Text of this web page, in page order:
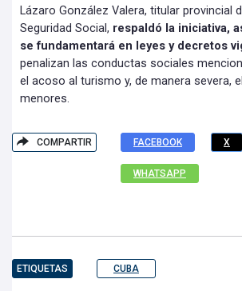
Lázaro González Valera, titular provincial
Seguridad Social, respaldó la iniciativa,
se fundamentará en leyes y decretos
penalizan las conductas sociales
el acoso al turismo y, de manera severa,
menores.
COMPARTIR FACEBOOK X
WHATSAPP
ETIQUETAS CUBA